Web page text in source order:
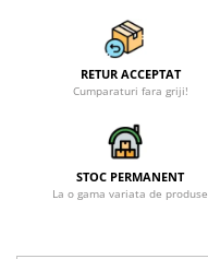
RETUR ACCEPTAT
Cumparaturi fara griji!
STOC PERMANENT
La o gama variata de produse